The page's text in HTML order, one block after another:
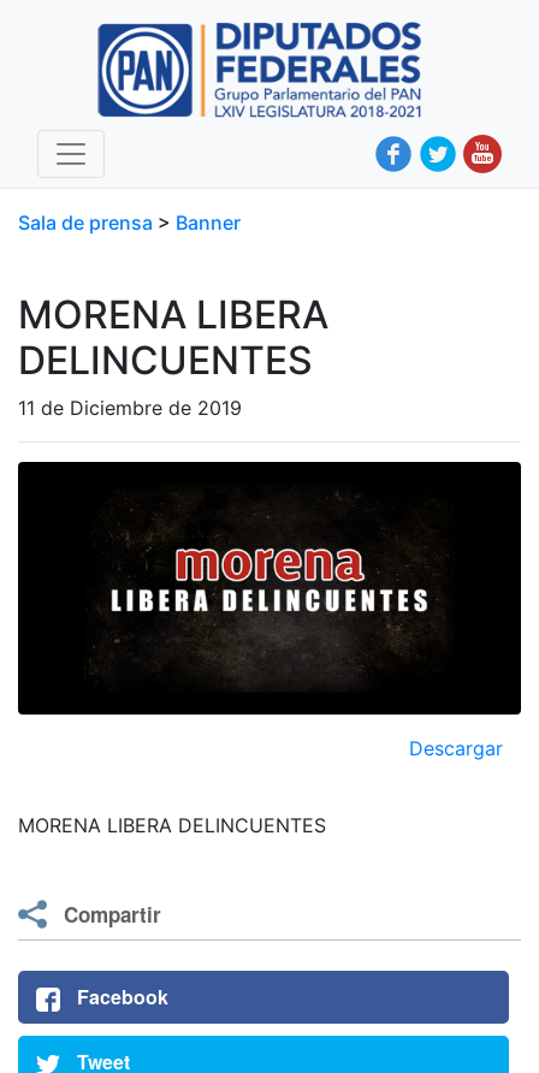
Sala de prensa > Banner
MORENA LIBERA
DELINCUENTES
11 de Diciembre de 2019
Descargar
MORENA LIBERA DELINCUENTES
Compartir
Facebook
Tweet